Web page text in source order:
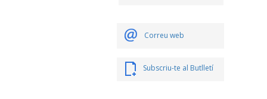
Correu web
Subscriu-te al Butlletí